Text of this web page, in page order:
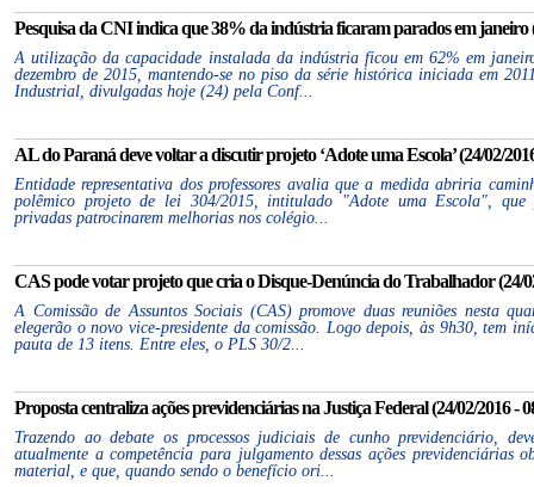
Pesquisa da CNI indica que 38% da indústria ficaram parados em janeiro
A utilização da capacidade instalada da indústria ficou em 62% em
dezembro de 2015, mantendo-se no piso da série histórica iniciada em
Industrial, divulgadas hoje (24) pela Conf...
AL do Paraná deve voltar a discutir projeto ‘Adote uma Escola’ (24/02/
Entidade representativa dos professores avalia que a medida abriria
polêmico projeto de lei 304/2015, intitulado "Adote uma Escola", que
privadas patrocinarem melhorias nos colégio...
CAS pode votar projeto que cria o Disque-Denúncia do Trabalhador (24/
A Comissão de Assuntos Sociais (CAS) promove duas reuniões nesta
elegerão o novo vice-presidente da comissão. Logo depois, às 9h30, tem
pauta de 13 itens. Entre eles, o PLS 30/2...
Proposta centraliza ações previdenciárias na Justiça Federal (24/02/2016 -
Trazendo ao debate os processos judiciais de cunho previdenciário,
atualmente a competência para julgamento dessas ações previdenciárias
material, e que, quando sendo o benefício ori...